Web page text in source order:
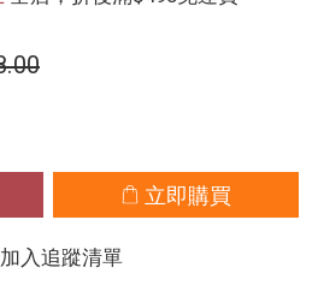
立即購買
加入追蹤清單